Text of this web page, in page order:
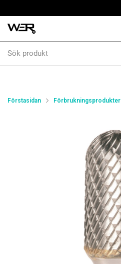
produkt
Förstasidan Förbrukningsprodukter